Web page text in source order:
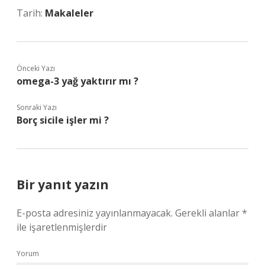
Tarih: Makaleler
Önceki Yazı
omega-3 yağ yaktırır mı ?
Sonraki Yazı
Borç sicile işler mi ?
Bir yanıt yazın
E-posta adresiniz yayınlanmayacak. Gerekli alanlar*
ile işaretlenmişlerdir
Yorum